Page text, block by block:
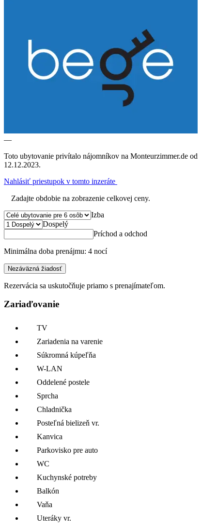
—
Toto ubytovanie privítalo nájomníkov na Monteurzimmer.de od
12.12.2023.
Nahlásiť priestupok v tomto inzeráte
Zadajte obdobie na zobrazenie celkovej ceny.
Izba
Dospelý
Príchod a odchod
Minimálna doba prenájmu: 4 nocí
Nezáväzná žiadosť
Rezervácia sa uskutočňuje priamo s prenajímateľom.
Zariaďovanie
TV
Zariadenia na varenie
Súkromná kúpeľňa
W-LAN
Oddelené postele
Sprcha
Chladnička
Posteľná bielizeň vr.
Kanvica
Parkovisko pre auto
WC
Kuchynské potreby
Balkón
Vaňa
Uteráky vr.